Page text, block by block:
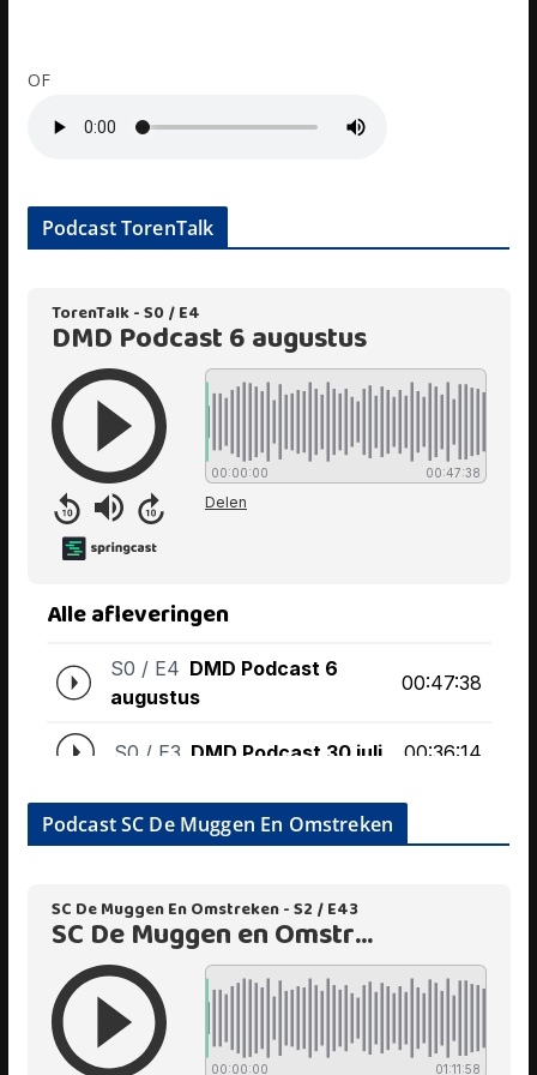
OF
Podcast TorenTalk
Podcast SC De Muggen En Omstreken